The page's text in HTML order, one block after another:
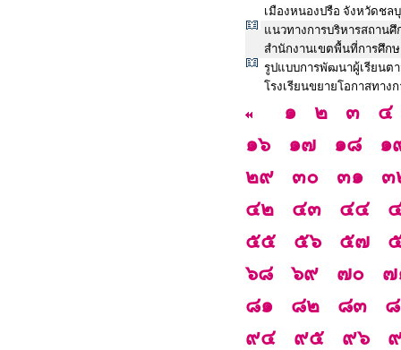
เมืองหนองปรือ จังหวัดชล
แนวทางการบริหารสถาน
สำนักงานเขตพื้นที่การศึก
รูปแบบการพัฒนาผู้เรียนต
โรงเรียนขยายโอกาสทาง
๑ ๒ ๓
๔
๑๖
๑๗ ๑๘
๑
๒๙
๓๐ ๓๑
๓
๔๒
๔๓ ๔๔
๕๕
๕๖ ๕๗
๖๘
๖๙ ๗๐
๗
๘๑
๘๒ ๘๓
๙๔
๙๕ ๙๖